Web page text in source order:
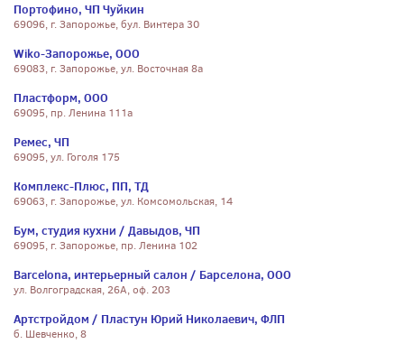
Портофино, ЧП Чуйкин
69096, г. Запорожье, бул. Винтера 30
Wiko-Запорожье, ООО
69083, г. Запорожье, ул. Восточная 8а
Пластформ, ООО
69095, пр. Ленина 111а
Ремес, ЧП
69095, ул. Гоголя 175
Комплекс-Плюс, ПП, ТД
69063, г. Запорожье, ул. Комсомольская, 14
Бум, студия кухни / Давыдов, ЧП
69095, г. Запорожье, пр. Ленина 102
Barcelona, интерьерный салон / Барселона, ООО
ул. Волгоградская, 26А, оф. 203
Артстройдом / Пластун Юрий Николаевич, ФЛП
б. Шевченко, 8